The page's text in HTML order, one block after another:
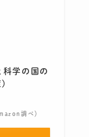
学の国の
)
調べ）